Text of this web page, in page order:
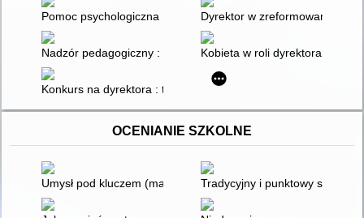
Pomoc psychologiczna : prawo i etyka w zawodach terapeuty
Dyrektor w zreformowanej
Nadzór pedagogiczny : czyli jak dyrektor placówki
Kobieta w roli dyrektora szkoły
Konkurs na dyrektora : teoria i praktyka
OCENIANIE SZKOLNE
Umysł pod kluczem (maturalnym)Tradycyjny i punktowy sposób